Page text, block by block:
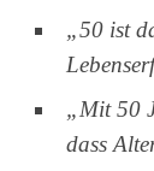
„50 ist
„Mit 50
dass